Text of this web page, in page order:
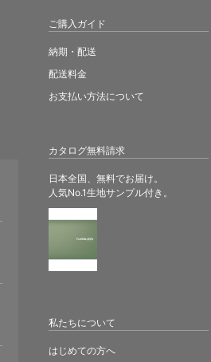
カタログ無料請求
日本全国、無料でお届け。
人気No.1生地サンプル付き。
ご購入ガイド
納期・配送
配送料金
お支払い方法について
私たちについて
はじめての方へ